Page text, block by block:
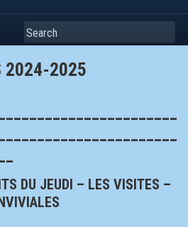
Search
2024-2025
DU JEUDI – LES VISITES –